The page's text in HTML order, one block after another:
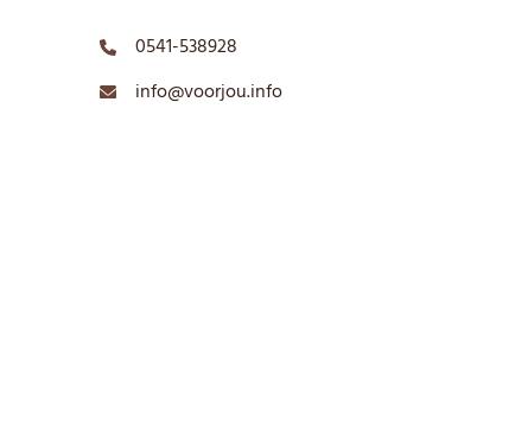
0541-538928
info@voorjou.info